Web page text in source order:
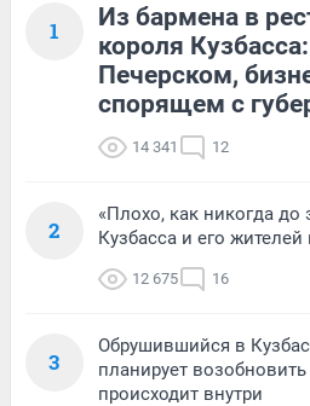
1
Из бармена в
короля
Печерском,
спорящем с
14 341 12
2
«Плохо, как никогда до
Кузбасса и его жителей
12 675 16
3
Обрушившийся в
планирует
происходит внутри